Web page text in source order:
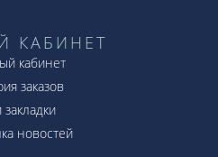
КАБИНЕТ
кабинет
заказов
новостей